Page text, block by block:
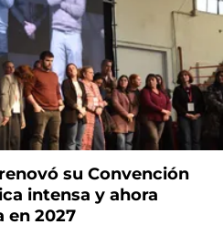
su Convención
intensa y ahora
en 2027